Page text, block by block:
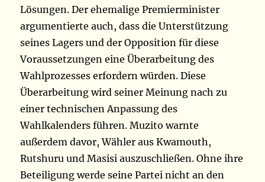
Lösungen. Der ehemalige Premierminister
argumentierte auch, dass die Unterstützung
seines Lagers und der Opposition für diese
Voraussetzungen eine Überarbeitung des
Wahlprozesses erfordern würden. Diese
Überarbeitung wird seiner Meinung nach zu
einer technischen Anpassung des
Wahlkalenders führen. Muzito warnte
außerdem davor, Wähler aus Kwamouth,
Rutshuru und Masisi auszuschließen. Ohne ihre
Beteiligung werde seine Partei nicht an den